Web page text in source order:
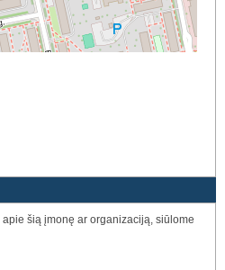
šią įmonę ar organizaciją, siūlome